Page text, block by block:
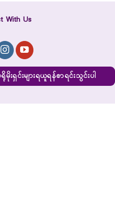
With Us
မိုးရှင်းများရယူရန်စာရင်းသွင်းပါ